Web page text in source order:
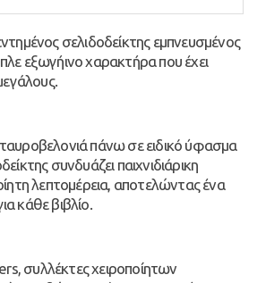
σελιδοδείκτης εμπνευσμένος
εξωγήινο χαρακτήρα που έχει
πάνω σε ειδικό ύφασμα
συνδυάζει παιχνιδιάρικη
λεπτομέρεια, αποτελώντας ένα
κάθε βιβλίο.
συλλέκτες χειροποίητων